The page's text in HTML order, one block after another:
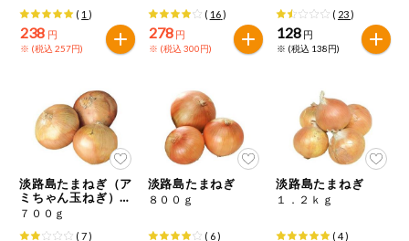
( 1 )
238 円
※ (税込 257円)
( 16)
278 円
※ (税込 300円)
( 23)
128 円
※ (税込 138円)
淡路島たまねぎ（ア
ミちゃん玉ねぎ）特
別栽培
７００ｇ
(7)
淡路島たまねぎ
８００ｇ
( 6)
淡路島たまねぎ
１．２ｋｇ
( 4)